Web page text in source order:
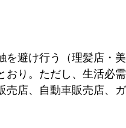
を避け行う（理髪店・
おり。ただし、生活必
店、自動車販売店、